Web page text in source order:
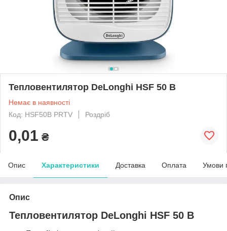
Тепловентилятор DeLonghi HSF 50 B
Немає в наявності
Код: HSF50B PRTV
Роздріб
0,01 ₴
Опис Характеристики Доставка Оплата Умови
Опис
Тепловентилятор DeLonghi HSF 50 B